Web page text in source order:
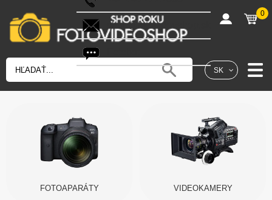
SK
shop@fotovideoshop.sk
0
FOTOAPARÁTY VIDEOKAMERY